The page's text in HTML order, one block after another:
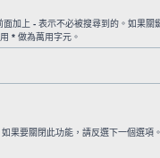
面加上 - 表示不必被搜尋到的。如果關
* 做為萬用字元。
果要關閉此功能，請反選下一個選項